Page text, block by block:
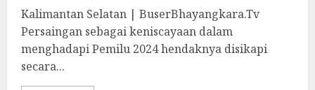
Kalimantan Selatan | BuserBhayangkara.Tv
Persaingan sebagai keniscayaan dalam
menghadapi Pemilu 2024 hendaknya disikapi
secara...